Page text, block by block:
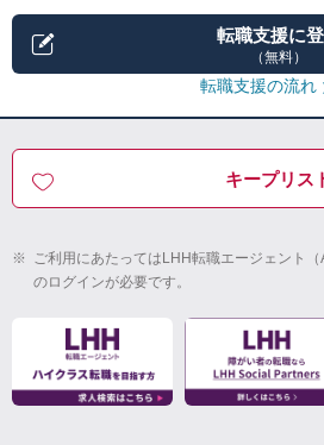
転職支援に
（無料）
転職支援の流れ
キープリス
※ ご利用にあたってはLHH転職エージェント
のログインが必要です。